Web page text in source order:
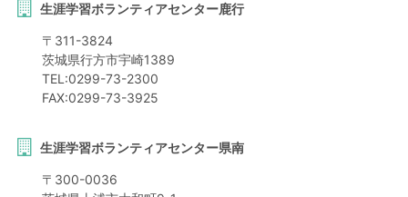
生涯学習ボランティアセンター鹿行
〒 311-3824
茨城県行方市宇崎1389
TEL:0299-73-2300
FAX:0299-73-3925
生涯学習ボランティアセンター県南
〒 300-0036